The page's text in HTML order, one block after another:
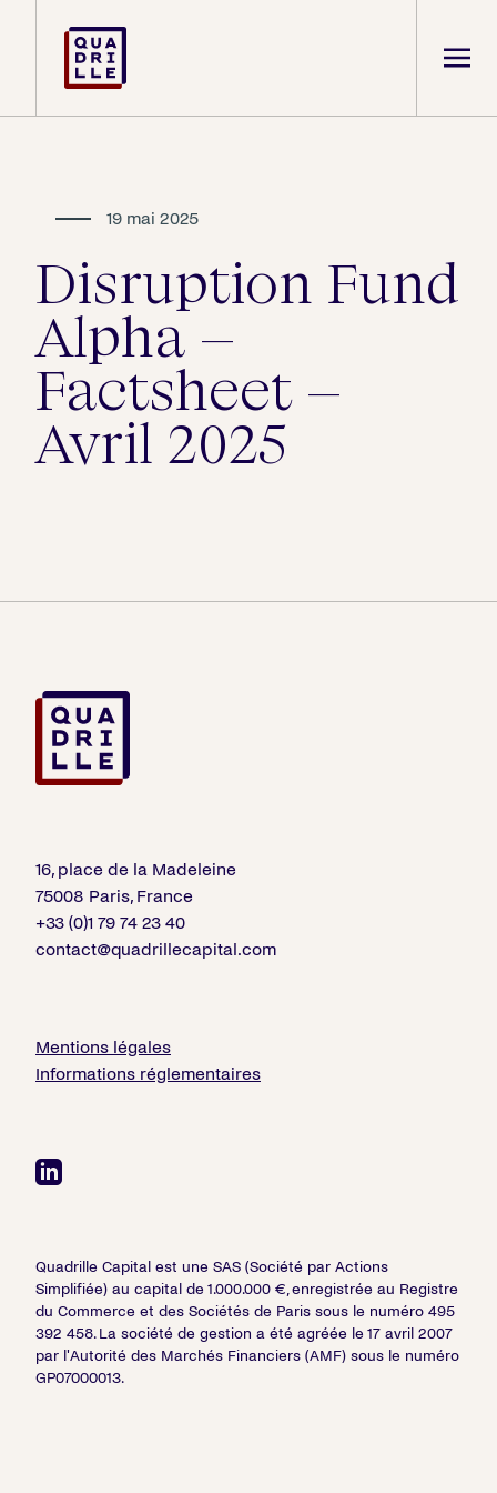
19 mai 2025
Disruption Fund
Alpha –
Factsheet –
Avril 2025
16, place de la Madeleine
75008 Paris, France
+33 (0)1 79 74 23 40
contact@quadrillecapital.com
Mentions légales
Informations réglementaires
Quadrille Capital est une SAS (Société par Actions
Simplifiée) au capital de 1.000.000 €, enregistrée au Registre
du Commerce et des Sociétés de Paris sous le numéro 495
392 458. La société de gestion a été agréée le 17 avril 2007
par l'Autorité des Marchés Financiers (AMF) sous le numéro
GP07000013.